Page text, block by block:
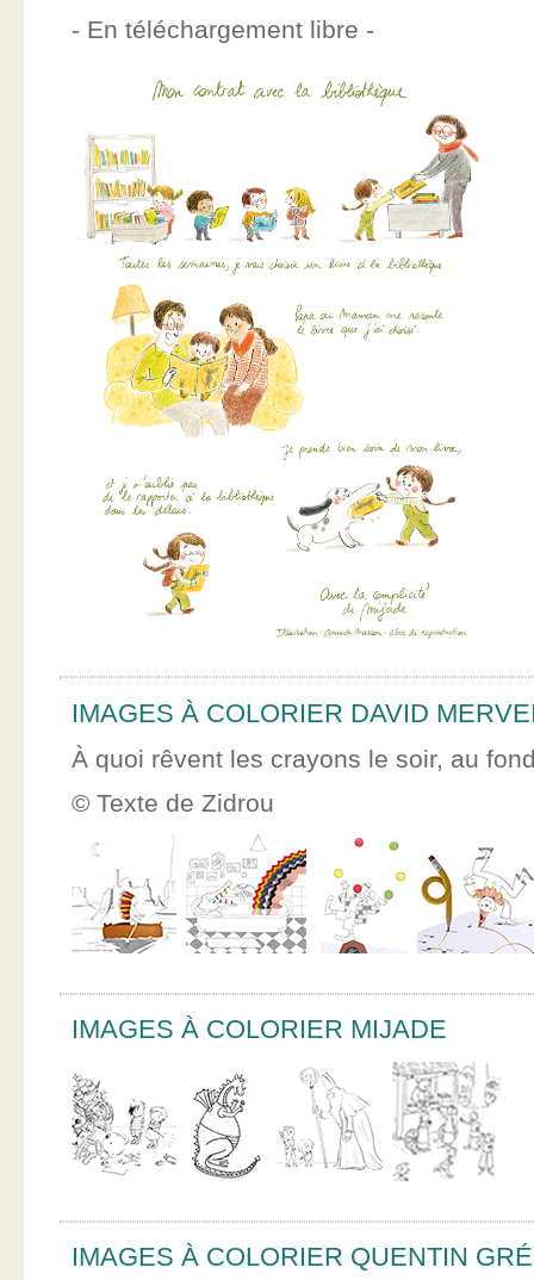
- En téléchargement libre -
IMAGES À COLORIER DAVID
À quoi rêvent les crayons le soir, au
© Texte de Zidrou
IMAGES À COLORIER MIJADE
IMAGES À COLORIER QUENTIN